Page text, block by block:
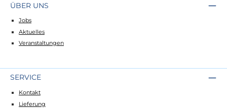
ÜBER UNS
Jobs
Aktuelles
Veranstaltungen
SERVICE
Kontakt
Lieferung